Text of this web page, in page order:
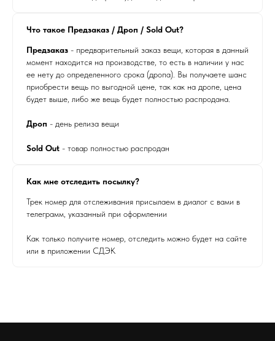
Что такое Предзаказ / Дроп / Sold Out?
Предзаказ - предварительный заказ вещи, которая в данный
момент находится на производстве, то есть в наличии у нас
ее нету до определенного срока (дропа). Вы получаете шанс
приобрести вещь по выгодной цене, так как на дропе, цена
будет выше, либо же вещь будет полностью распродана.
Дроп - день релиза вещи
Sold Out - товар полностью распродан
Как мне отследить посылку?
Трек номер для отслеживания присылаем в диалог с вами в
телеграмм, указанный при оформлении
Как только получите номер, отследить можно будет на сайте
или в приложении СДЭК